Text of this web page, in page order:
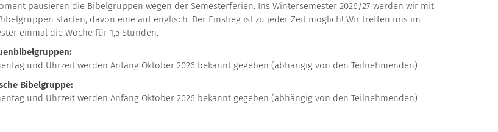
pausieren die Bibelgruppen wegen der Semesterferien. Ins Wintersemester 2026/27 werden wir mit
starten, davon eine auf englisch. Der Einstieg ist zu jeder Zeit möglich! Wir treffen uns im
einmal die Woche für 1,5 Stunden.
und Uhrzeit werden Anfang Oktober 2026 bekannt gegeben (abhängig von den Teilnehmenden)
Bibelgruppe:
und Uhrzeit werden Anfang Oktober 2026 bekannt gegeben (abhängig von den Teilnehmenden)